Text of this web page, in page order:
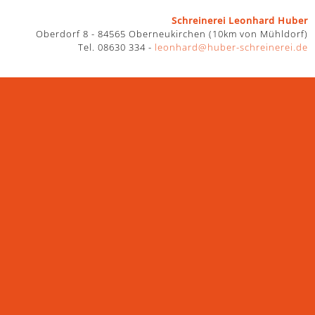
Schreinerei Leonhard Huber
Oberdorf 8 - 84565 Oberneukirchen (10km von Mühldorf)
Tel. 08630 334 - leonhard@huber-schreinerei.de
Im Alltag sind wir solchen Überflutungen und
Regeneration in der Nacht. Die Kombination aus Holz